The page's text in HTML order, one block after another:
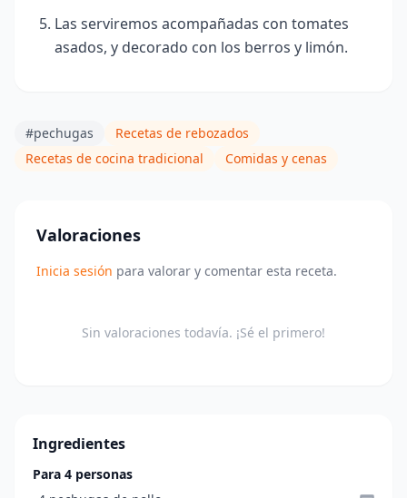
Las serviremos acompañadas con tomates
asados, y decorado con los berros y limón.
#pechugas
Recetas de rebozados
Recetas de cocina tradicional
Comidas y cenas
Valoraciones
Inicia sesión para valorar y comentar esta receta.
Sin valoraciones todavía. ¡Sé el primero!
Ingredientes
Para 4 personas